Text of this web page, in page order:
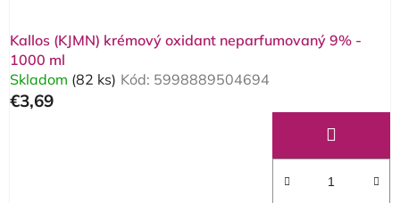
Kallos (KJMN) krémový oxidant neparfumovaný 9% -
1000 ml
Skladom (82 ks) Kód: 5998889504694
€3,69